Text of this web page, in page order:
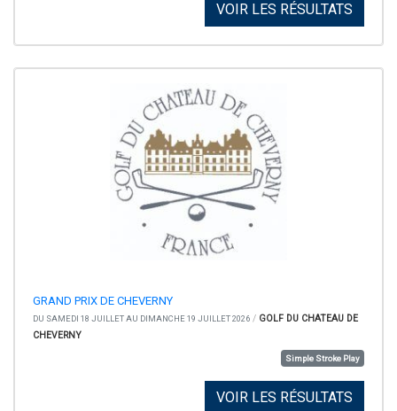
VOIR LES RÉSULTATS
GRAND PRIX DE CHEVERNY
DU SAMEDI 18 JUILLET AU DIMANCHE 19 JUILLET 2026 / GOLF DU CHATEAU DE
CHEVERNY
Simple Stroke Play
VOIR LES RÉSULTATS